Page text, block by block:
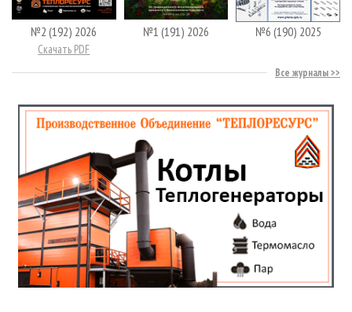
№2 (192) 2026
Скачать PDF
№1 (191) 2026 №6 (190) 2025
Все журналы